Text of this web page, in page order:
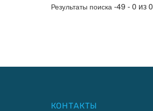
Результаты поиска -49 - 0 из 0
КОНТАКТЫ